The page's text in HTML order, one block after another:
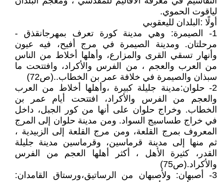
لياقوت الحموي.
أولًا :البلدان لليعقوبي
1- الصيمرة: وهي مدينة كورة تعرف بمهرجانقذق -
مرحلتان. ومدينة الصيمرة في مرج أفيح، فيه عيون
وأنهار تسقي القرى والمزارع، وأهلها أخلاط من الناس
من العرب والعجم ، من الفرس والأكراد، وافتتحت ما
سبذان والصيمرة في خلافة عمر بن الخطاب..(ص72)
2- حلوان:مدينة جليلة كبيرة ،وأهلها أخلاط من العرب
والعجم من الفرس والأكراد، افتتحت أيام عمر بن
الخطاب. وخراج حلوان على أنها من كور الجبل، داخل
في خراج طساسيج السواد. ومن مدينة حلوان إلى المرج
المعروف بمرج القلعة، ومن مرج القلعة إلى الزبيدية ،
ثم منها إلى مدينة قرماسين، وقرماسين مدينة جليلة
القدر، كثيرة الأهل ، أكثر أهلها العجم من الفرس
والأكراد.(ص75)
3- أصبهان: ولأصبهان من الرساتيق،ورستاق القامدان: